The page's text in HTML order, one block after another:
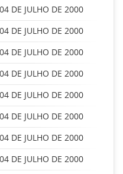
DE JULHO DE 2000
DE JULHO DE 2000
DE JULHO DE 2000
DE JULHO DE 2000
DE JULHO DE 2000
DE JULHO DE 2000
DE JULHO DE 2000
DE JULHO DE 2000